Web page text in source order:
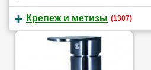
Крепеж и метизы (1307)